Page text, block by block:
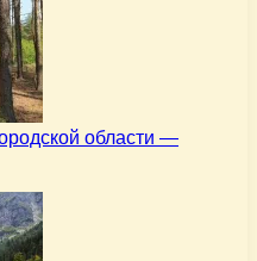
области —